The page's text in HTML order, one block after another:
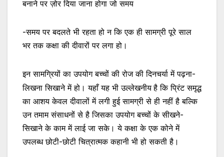
बनाने पर ज़ोर दिया जाना होगा जो समय
-समय पर बदलते भी रहता हो न कि एक ही सामग्री पूरे साल
भर तक कक्षा की दीवारों पर लगा हो।
इन सामग्रियों का उपयोग बच्चों की रोज की दिनचर्या में पढ़ना-
लिखना सिखाने में हो। यहाँ यह भीउल्लेखनीय है कि प्रिंट समृद्ध
का आशय केवल दीवालों में लगी हुई सामग्री से ही नहीं है बल्कि
उन तमाम संसाधनों से है जिसका उपयोग बच्चों के सीखने-
सिखाने के काम में लाई जा सके। ये कक्षा के एक कोने में
उपलब्ध छोटी-छोटी चित्रात्मक कहानी भी हो सकती है।